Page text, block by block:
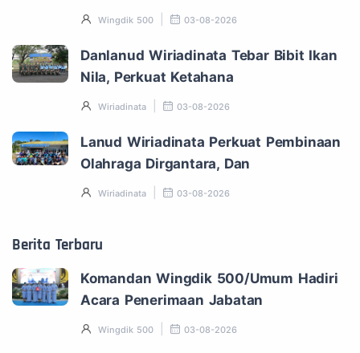
Wingdik 500 03-08-2026
Danlanud Wiriadinata Tebar Bibit Ikan
Nila, Perkuat Ketahana
Wiriadinata 03-08-2026
Lanud Wiriadinata Perkuat Pembinaan
Olahraga Dirgantara, Dan
Wiriadinata 03-08-2026
Berita Terbaru
Komandan Wingdik 500/Umum Hadiri
Acara Penerimaan Jabatan
Wingdik 500 03-08-2026